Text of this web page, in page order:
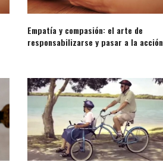
Empatía y compasión: el arte de
responsabilizarse y pasar a la acción